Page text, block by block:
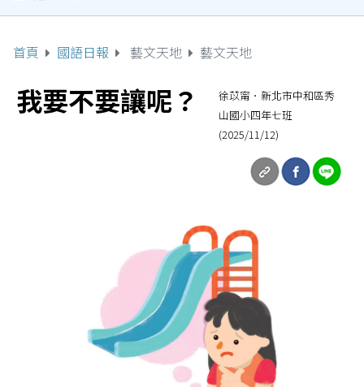
首頁 國語日報 藝文天地 藝文天地
我要不要讓呢？
徐苡甯．新北市中和區秀
山國小四年七班
(2025/11/12)